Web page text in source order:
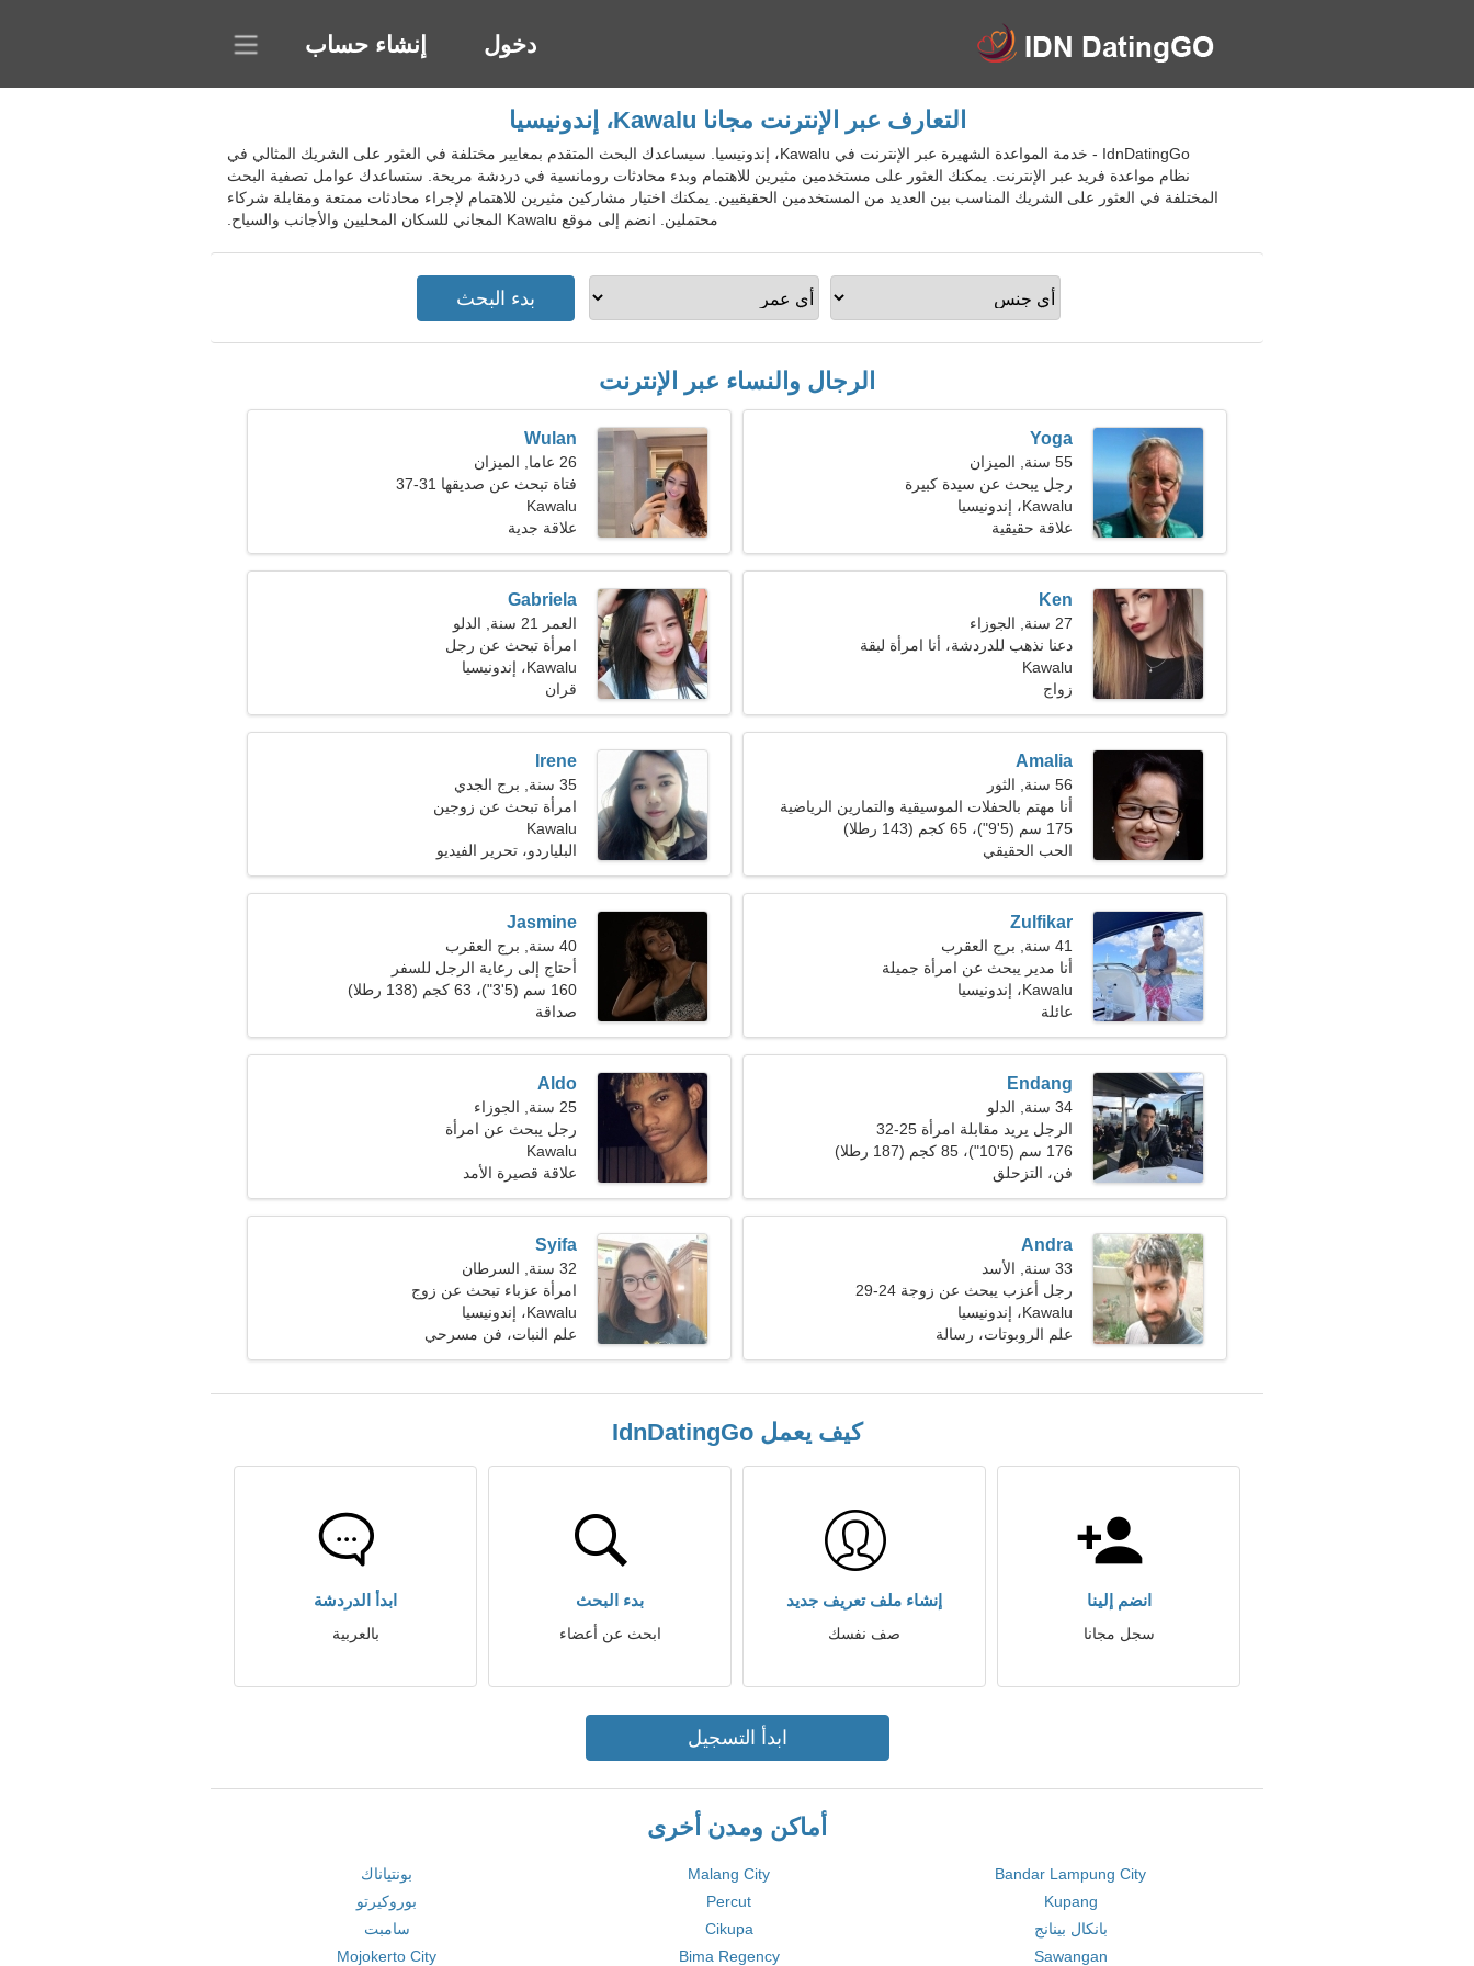
دخول إنشاء حساب
التعارف عبر الإنترنت مجانا Kawalu، إندونيسيا
IdnDatingGo - خدمة المواعدة الشهيرة عبر الإنترنت في Kawalu، إندونيسيا. سيساعدك البحث المتقدم بمعايير مختلفة في العثور على الشريك المثالي في
نظام مواعدة فريد عبر الإنترنت. يمكنك العثور على مستخدمين مثيرين للاهتمام وبدء محادثات رومانسية في دردشة مريحة. ستساعدك عوامل تصفية البحث
المختلفة في العثور على الشريك المناسب بين العديد من المستخدمين الحقيقيين. يمكنك اختيار مشاركين مثيرين للاهتمام لإجراء محادثات ممتعة ومقابلة شركاء
محتملين. انضم إلى موقع Kawalu المجاني للسكان المحليين والأجانب والسياح.
الرجال والنساء عبر الإنترنت
Yoga
55 سنة, الميزان
رجل يبحث عن سيدة كبيرة
Kawalu، إندونيسيا
علاقة حقيقية
Wulan
26 عاما, الميزان
فتاة تبحث عن صديقها 31-37
Kawalu
علاقة جدية
Ken
27 سنة, الجوزاء
دعنا نذهب للدردشة، أنا امرأة لبقة
Kawalu
زواج
Gabriela
العمر 21 سنة, الدلو
امرأة تبحث عن رجل
Kawalu، إندونيسيا
قران
Amalia
56 سنة, الثور
أنا مهتم بالحفلات الموسيقية والتمارين الرياضية
175 سم (5'9")، 65 كجم (143 رطلا)
الحب الحقيقي
Irene
35 سنة, برج الجدي
امرأة تبحث عن زوجين
Kawalu
البلياردو، تحرير الفيديو
Zulfikar
41 سنة, برج العقرب
أنا مدير يبحث عن امرأة جميلة
Kawalu، إندونيسيا
عائلة
Jasmine
40 سنة, برج العقرب
أحتاج إلى رعاية الرجل للسفر
160 سم (5'3")، 63 كجم (138 رطلا)
صداقة
Endang
34 سنة, الدلو
الرجل يريد مقابلة امرأة 25-32
176 سم (5'10")، 85 كجم (187 رطلا)
فن، التزحلق
Aldo
25 سنة, الجوزاء
رجل يبحث عن امرأة
Kawalu
علاقة قصيرة الأمد
Andra
33 سنة, الأسد
رجل أعزب يبحث عن زوجة 24-29
Kawalu، إندونيسيا
علم الروبوتات، رسالة
Syifa
32 سنة, السرطان
امرأة عزباء تبحث عن زوج
Kawalu، إندونيسيا
علم النبات، فن مسرحي
كيف يعمل IdnDatingGo
انضم إلينا
سجل مجانا
إنشاء ملف تعريف جديد
صف نفسك
بدء البحث
ابحث عن أعضاء
ابدأ الدردشة
بالعربية
ابدأ التسجيل
أماكن ومدن أخرى
Bandar Lampung City
Malang City
بونتياناك
Kupang
Percut
بوروكيرتو
بانكال بينانج
Cikupa
سامبت
Sawangan
Bima Regency
Mojokerto City